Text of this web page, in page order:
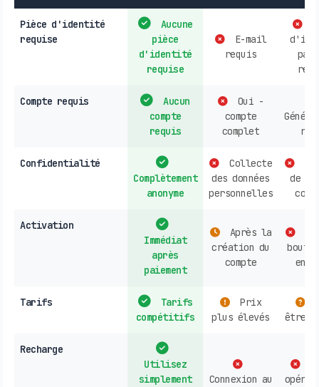
Pièce d'identité
requise
Aucune
pièce
d'identité
requise
E-mail
requis
Compte requis
Aucun
compte
requis
Oui -
compte
complet
Confidentialité
Complètement
anonyme
Collecte
des données
personnelles
de
Activation
Immédiat
après
paiement
Après la
création du
compte
en
Tarifs
Tarifs
compétitifs
Prix
plus élevés
être
Recharge
Utilisez
simplement
Connexion au